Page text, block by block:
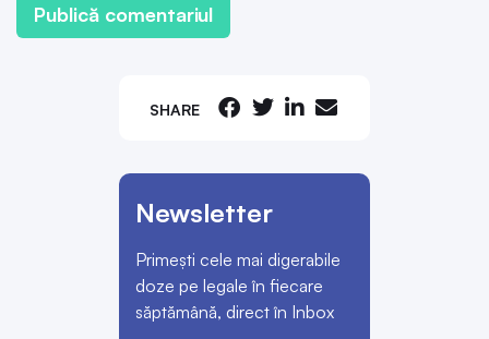
SHARE
Newsletter
Primești cele mai digerabile
doze pe legale în fiecare
săptămână, direct în Inbox